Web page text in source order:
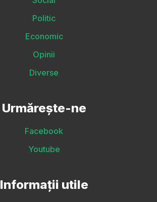
Politic
Economic
Opinii
Diverse
Urmărește-ne
Facebook
Youtube
Informații utile